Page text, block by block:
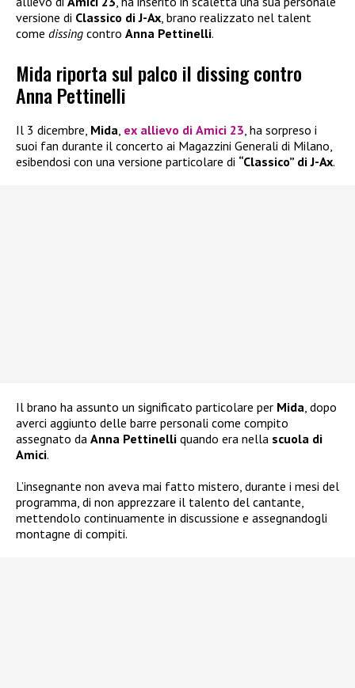
versione di Classico di J-Ax , brano realizzato nel talent
come dissing contro Anna Pettinelli.
Mida riporta sul palco il dissing contro
Anna Pettinelli
Il 3 dicembre, Mida, ex allievo di Amici 23, ha sorpreso i
suoi fan durante il concerto ai Magazzini Generali di Milano,
esibendosi con una versione particolare di “Classico” di J-Ax.
Il brano ha assunto un significato particolare per Mida, dopo
averci aggiunto delle barre personali come compito
assegnato da Anna Pettinelli quando era nella scuola di
Amici.
L’insegnante non aveva mai fatto mistero, durante i mesi del
programma, di non apprezzare il talento del cantante,
mettendolo continuamente in discussione e assegnandogli
montagne di compiti.